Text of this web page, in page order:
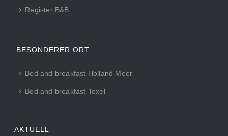
Register B&B
BESONDERER ORT
Bed and breakfast Holland Meer
Bed and breakfast Texel
AKTUELL